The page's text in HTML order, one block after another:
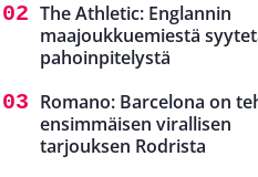
The Athletic: Englannin
maajoukkuemiestä
pahoinpitelystä
Romano: Barcelona on
ensimmäisen virallisen
tarjouksen Rodrista